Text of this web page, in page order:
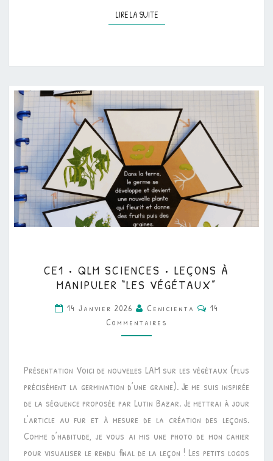
LIRE LA SUITELIRE LA SUITE
•
QLM
SCIENCES
•
MANIPULER
“LES
VÉGÉTAUX”
CE1 • QLM SCIENCES • LEÇONS À
MANIPULER “LES VÉGÉTAUX”
14 Janvier 2026 Cenicienta Commentaires
14
Commentaires
Présentation Voici de nouvelles LAM sur les végétaux (plus
précisément la germination d’une graine). Je me suis inspirée
de la séquence proposée par Lutin Bazar. Je mettrai à jour
l’article au fur et à mesure de la création des leçons.
Comme d’habitude, je vous ai mis une photo de mon cahier
pour visualiser le rendu final de la leçon ! Les petits logos